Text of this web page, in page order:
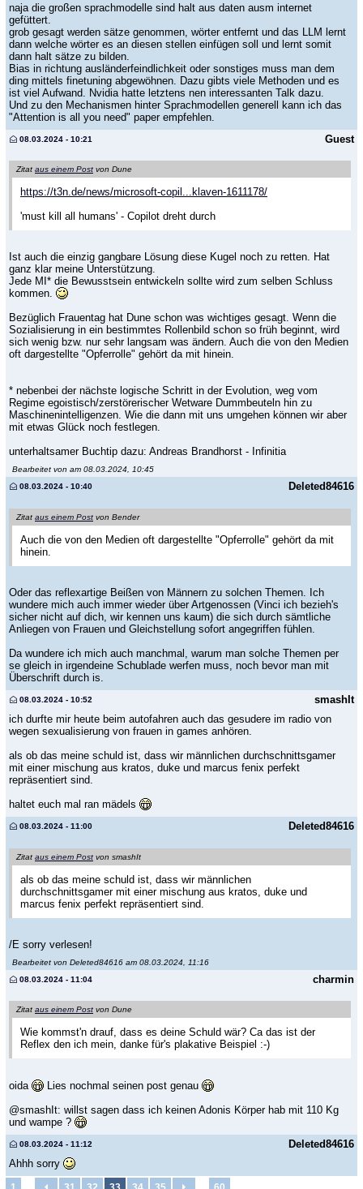
naja die großen sprachmodelle sind halt aus daten ausm internet
gefüttert.
grob gesagt werden sätze genommen, wörter entfernt und das LLM lernt
dann welche wörter es an diesen stellen einfügen soll und lernt somit
dann halt sätze zu bilden.
Bias in richtung ausländerfeindlichkeit oder sonstiges muss man dem
ding mittels finetuning abgewöhnen. Dazu gibts viele Methoden und es
ist viel Aufwand. Nvidia hatte letztens nen interessanten Talk dazu.
Und zu den Mechanismen hinter Sprachmodellen generell kann ich das
"Attention is all you need" paper empfehlen.
Guest
08.03.2024 - 10:21
Zitat aus einem Post von Dune
https://t3n.de/news/microsoft-copil...klaven-1611178/
'must kill all humans' - Copilot dreht durch
Ist auch die einzig gangbare Lösung diese Kugel noch zu retten. Hat
ganz klar meine Unterstützung.
Jede MI* die Bewusstsein entwickeln sollte wird zum selben Schluss
kommen.
Bezüglich Frauentag hat Dune schon was wichtiges gesagt. Wenn die
Sozialisierung in ein bestimmtes Rollenbild schon so früh beginnt, wird
sich wenig bzw. nur sehr langsam was ändern. Auch die von den Medien
oft dargestellte "Opferrolle" gehört da mit hinein.
* nebenbei der nächste logische Schritt in der Evolution, weg vom
Regime egoistisch/zerstörerischer Wetware Dummbeuteln hin zu
Maschinenintelligenzen. Wie die dann mit uns umgehen können wir aber
mit etwas Glück noch festlegen.
unterhaltsamer Buchtip dazu: Andreas Brandhorst - Infinitia
Bearbeitet von am 08.03.2024, 10:45
Deleted84616
08.03.2024 - 10:40
Zitat aus einem Post von Bender
Auch die von den Medien oft dargestellte "Opferrolle" gehört da mit
hinein.
Oder das reflexartige Beißen von Männern zu solchen Themen. Ich
wundere mich auch immer wieder über Artgenossen (Vinci ich bezieh's
sicher nicht auf dich, wir kennen uns kaum) die sich durch sämtliche
Anliegen von Frauen und Gleichstellung sofort angegriffen fühlen.
Da wundere ich mich auch manchmal, warum man solche Themen per
se gleich in irgendeine Schublade werfen muss, noch bevor man mit
Überschrift durch is.
smashIt
08.03.2024 - 10:52
ich durfte mir heute beim autofahren auch das gesudere im radio von
wegen sexualisierung von frauen in games anhören.
als ob das meine schuld ist, dass wir männlichen durchschnittsgamer
mit einer mischung aus kratos, duke und marcus fenix perfekt
repräsentiert sind.
haltet euch mal ran mädels
Deleted84616
08.03.2024 - 11:00
Zitat aus einem Post von smashIt
als ob das meine schuld ist, dass wir männlichen
durchschnittsgamer mit einer mischung aus kratos, duke und
marcus fenix perfekt repräsentiert sind.
/E sorry verlesen!
Bearbeitet von Deleted84616 am 08.03.2024, 11:16
charmin
08.03.2024 - 11:04
Zitat aus einem Post von Dune
Wie kommst'n drauf, dass es deine Schuld wär? Ca das ist der
Reflex den ich mein, danke für's plakative Beispiel :-)
oida
Lies nochmal seinen post genau
@smashIt: willst sagen dass ich keinen Adonis Körper hab mit 110 Kg
und wampe ?
Deleted84616
08.03.2024 - 11:12
Ahhh sorry